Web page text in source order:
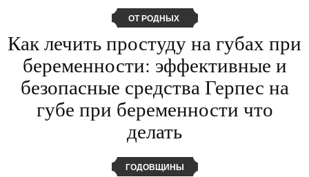
ОТ РОДНЫХ
Как лечить простуду на губах при
беременности: эффективные и
безопасные средства Герпес на
губе при беременности что
делать
ГОДОВЩИНЫ